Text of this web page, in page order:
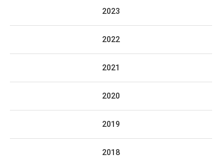
2023
2022
2021
2020
2019
2018